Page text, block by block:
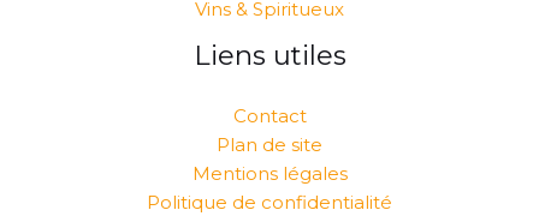
Vins & Spiritueux
Liens utiles
Contact
Plan de site
Mentions légales
Politique de confidentialité